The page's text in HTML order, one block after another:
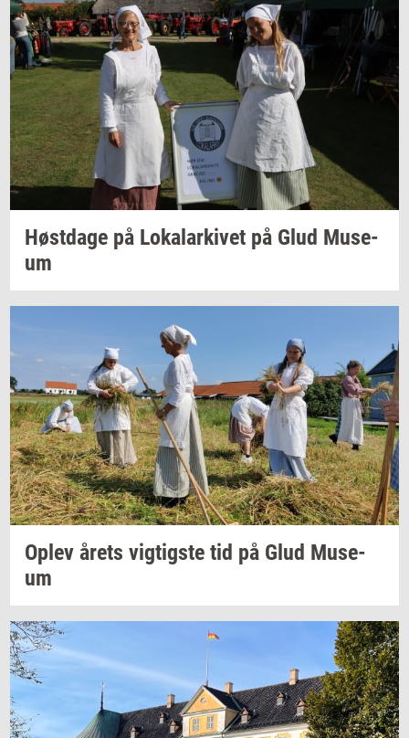
Høst­da­ge på Lo­ka­lar­ki­vet på Glud Mu­se­
um
Oplev årets vig­tig­ste tid på Glud Mu­se­
um